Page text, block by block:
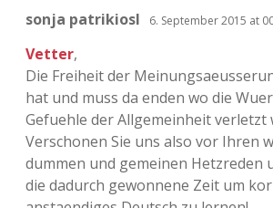
sonja patrikiosl 6. September 2015 at
Vetter,
Die Freiheit der
hat und muss da enden wo die
Gefuehle der Allgemeinheit verletzt
Verschonen Sie uns also vor Ihren
dummen und gemeinen Hetzreden
die dadurch gewonnene Zeit um